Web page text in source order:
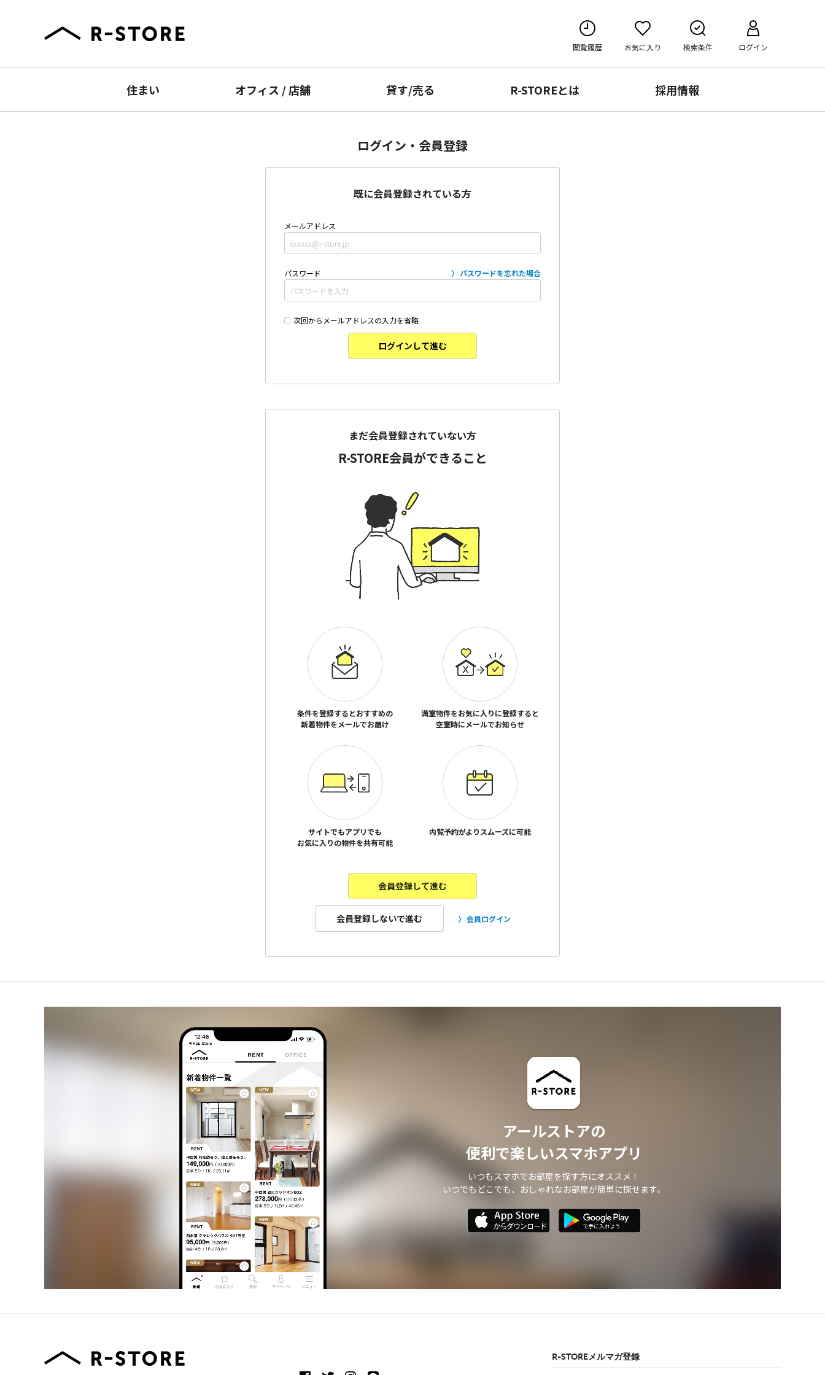
閲覧履歴 お気に入り 検索条件 ログイン
住まい オフィス /店舗 貸す/売る R-STOREとは 採用情報
ログイン・会員登録
既に会員登録されている方
メールアドレス
パスワード パスワードを忘れた場合
次回からメールアドレスの入力を省略
ログインして進む
まだ会員登録されていない方
R-STORE会員ができること
条件を登録するとおすすめの
新着物件をメールでお届け
満室物件をお気に入りに登録すると
空室時にメールでお知らせ
サイトでもアプリでも
お気に入りの物件を共有可能
内覧予約がよりスムーズに可能
会員登録して進む
会員登録しないで進む 会員ログイン
アールストアの
便利で楽しいスマホアプリ
いつもスマホでお部屋を探す方にオススメ！
いつでもどこでも、おしゃれなお部屋が簡単に探せます。
R-STOREメルマガ登録